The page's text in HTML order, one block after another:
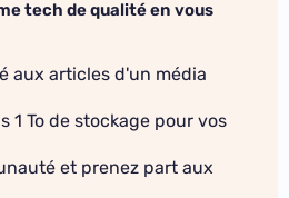
tech de qualité en vous
aux articles d'un média
1 To de stockage pour vos
et prenez part aux